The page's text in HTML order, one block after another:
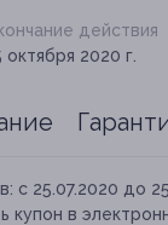
действия
октября 2020 г.
с 25.07.2020 до
в